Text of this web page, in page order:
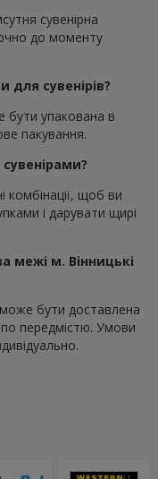
сувенірна
до моменту
для сувенірів?
бути упакована в
пакування.
сувенірами?
комбінації, щоб ви
і дарувати щирі
межі м. Вінницькі
може бути доставлена
передмістю. Умови